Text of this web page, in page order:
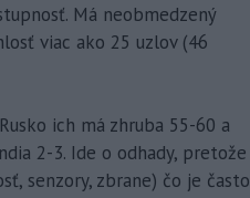
Má neobmedzený
viac ako 25 uzlov (46
ich má zhruba 55-60 a
2-3. Ide o odhady, pretože
senzory, zbrane) čo je často